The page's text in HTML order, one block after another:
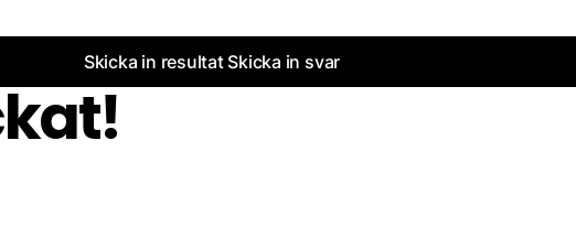
Skicka in resultat Skicka in svar